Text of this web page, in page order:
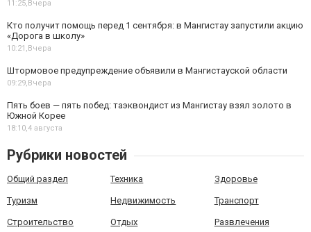
11:25,Вчера
Кто получит помощь перед 1 сентября: в Мангистау запустили акцию
«Дорога в школу»
10:21,Вчера
Штормовое предупреждение объявили в Мангистауской области
09:29,Вчера
Пять боев — пять побед: таэквондист из Мангистау взял золото в
Южной Корее
18:10,4 августа
Рубрики новостей
Общий раздел Техника Здоровье
Туризм Недвижимость Транспорт
Строительство Отдых Развлечения